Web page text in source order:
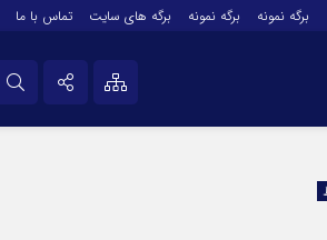
برگه نمونه برگه نمونه برگه های سایت تماس با ما